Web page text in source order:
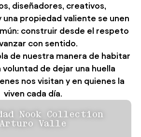
diseñadores, creativos,
propiedad valiente se unen
construir desde el respeto
con sentido.
de nuestra manera de habitar
voluntad de dejar una huella
nos visitan y en quienes la
viven cada día.
Nook Collection
Arturo Valle